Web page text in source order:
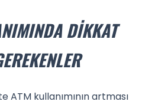
DIKKAT
ATM kullanımının artması